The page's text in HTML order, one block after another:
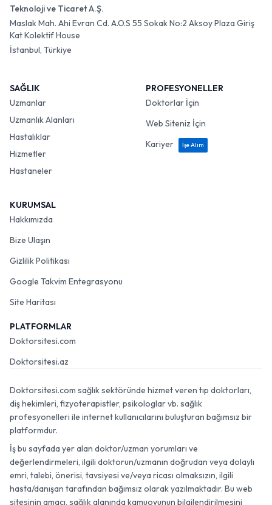
Teknoloji ve Ticaret A.Ş.
Maslak Mah. Ahi Evran Cd. A.O.S 55 Sokak No:2 Aksoy Plaza Giriş
Kat Kolektif House
İstanbul, Türkiye
SAĞLIK
Uzmanlar
Uzmanlık Alanları
Hastalıklar
Hizmetler
Hastaneler
PROFESYONELLER
Doktorlar İçin
Web Siteniz İçin
Kariyer
İşe Alım
KURUMSAL
Hakkımızda
Bize Ulaşın
Gizlilik Politikası
Google Takvim Entegrasyonu
Site Haritası
PLATFORMLAR
Doktorsitesi.com
Doktorsitesi.az
Doktorsitesi.com sağlık sektöründe hizmet veren tıp doktorları,
diş hekimleri, fizyoterapistler, psikologlar vb. sağlık
profesyonelleri ile internet kullanıcılarını buluşturan bağımsız bir
platformdur.
İş bu sayfada yer alan doktor/uzman yorumları ve
değerlendirmeleri, ilgili doktorun/uzmanın doğrudan veya dolaylı
emri, talebi, önerisi, tavsiyesi ve/veya ricası olmaksızın, ilgili
hasta/danışan tarafından bağımsız olarak yazılmaktadır. Bu web
sitesinin amacı, sağlık alanında kamuoyunun bilgilendirilmesini